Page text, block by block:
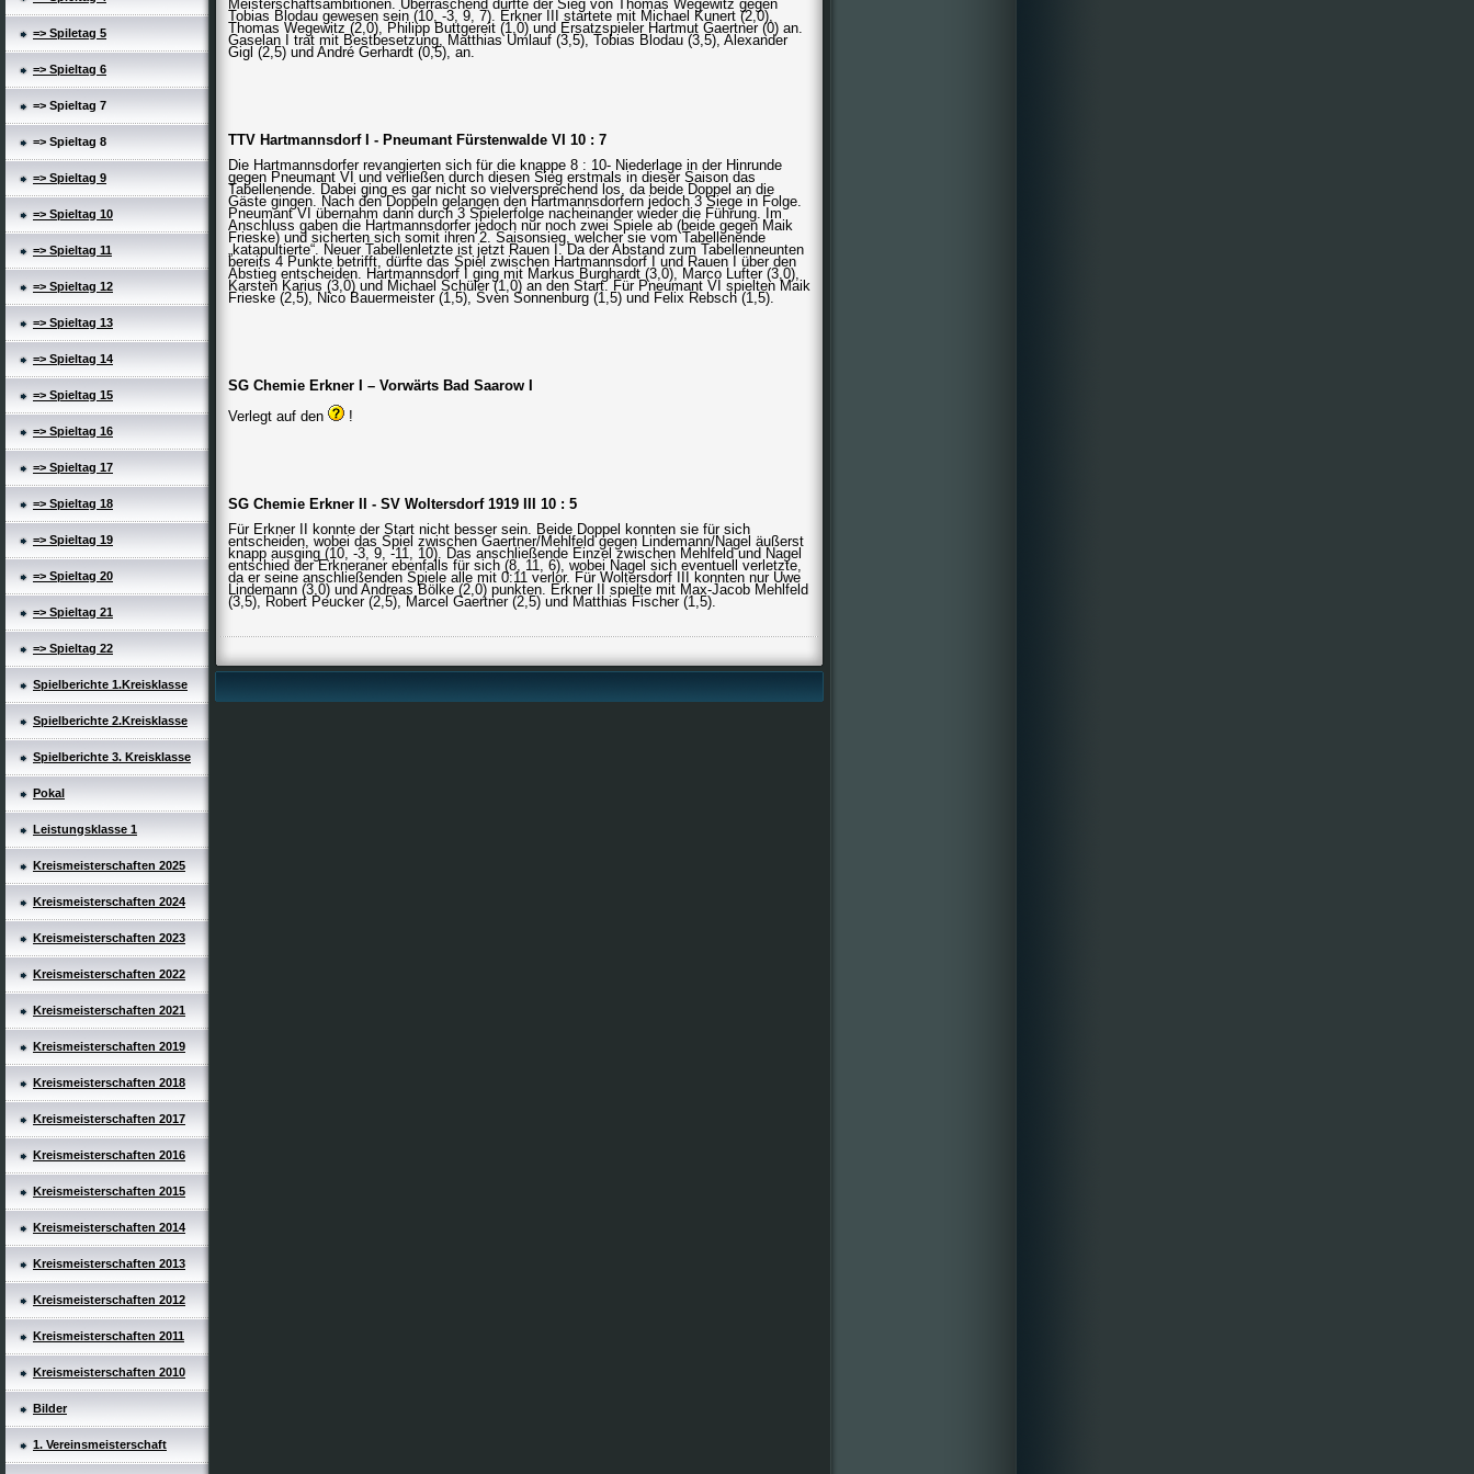
=> Spiletag 5
=> Spieltag 6
=> Spieltag 7
=> Spieltag 8
=> Spieltag 9
=> Spieltag 10
=> Spieltag 11
=> Spieltag 12
=> Spieltag 13
=> Spieltag 14
=> Spieltag 15
=> Spieltag 16
=> Spieltag 17
=> Spieltag 18
=> Spieltag 19
=> Spieltag 20
=> Spieltag 21
=> Spieltag 22
Spielberichte 1.Kreisklasse
Spielberichte 2.Kreisklasse
Spielberichte 3. Kreisklasse
Pokal
Leistungsklasse 1
Kreismeisterschaften 2025
Kreismeisterschaften 2024
Kreismeisterschaften 2023
Kreismeisterschaften 2022
Kreismeisterschaften 2021
Kreismeisterschaften 2019
Kreismeisterschaften 2018
Kreismeisterschaften 2017
Kreismeisterschaften 2016
Kreismeisterschaften 2015
Kreismeisterschaften 2014
Kreismeisterschaften 2013
Kreismeisterschaften 2012
Kreismeisterschaften 2011
Kreismeisterschaften 2010
Bilder
1. Vereinsmeisterschaft
Meisterschaftsambitionen. Überraschend dürfte der Sieg von Thomas Wegewitz gegen
Tobias Blodau gewesen sein (10, -3, 9, 7). Erkner III startete mit Michael Kunert (2,0),
Thomas Wegewitz (2,0), Philipp Buttgereit (1,0) und Ersatzspieler Hartmut Gaertner (0) an.
Gaselan I trat mit Bestbesetzung, Matthias Umlauf (3,5), Tobias Blodau (3,5), Alexander
Gigl (2,5) und André Gerhardt (0,5), an.
TTV Hartmannsdorf I - Pneumant Fürstenwalde VI 10 : 7
Die Hartmannsdorfer revangierten sich für die knappe 8 : 10- Niederlage in der Hinrunde
gegen Pneumant VI und verließen durch diesen Sieg erstmals in dieser Saison das
Tabellenende. Dabei ging es gar nicht so vielversprechend los, da beide Doppel an die
Gäste gingen. Nach den Doppeln gelangen den Hartmannsdorfern jedoch 3 Siege in Folge.
Pneumant VI übernahm dann durch 3 Spielerfolge nacheinander wieder die Führung. Im
Anschluss gaben die Hartmannsdorfer jedoch nur noch zwei Spiele ab (beide gegen Maik
Frieske) und sicherten sich somit ihren 2. Saisonsieg, welcher sie vom Tabellenende
„katapultierte“. Neuer Tabellenletzte ist jetzt Rauen I. Da der Abstand zum Tabellenneunten
bereits 4 Punkte betrifft, dürfte das Spiel zwischen Hartmannsdorf I und Rauen I über den
Abstieg entscheiden. Hartmannsdorf I ging mit Markus Burghardt (3,0), Marco Lufter (3,0),
Karsten Karius (3,0) und Michael Schüler (1,0) an den Start. Für Pneumant VI spielten Maik
Frieske (2,5), Nico Bauermeister (1,5), Sven Sonnenburg (1,5) und Felix Rebsch (1,5).
SG Chemie Erkner I – Vorwärts Bad Saarow I
Verlegt auf den
!
SG Chemie Erkner II - SV Woltersdorf 1919 III 10 : 5
Für Erkner II konnte der Start nicht besser sein. Beide Doppel konnten sie für sich
entscheiden, wobei das Spiel zwischen Gaertner/Mehlfeld gegen Lindemann/Nagel äußerst
knapp ausging (10, -3, 9, -11, 10). Das anschließende Einzel zwischen Mehlfeld und Nagel
entschied der Erkneraner ebenfalls für sich (8, 11, 6), wobei Nagel sich eventuell verletzte,
da er seine anschließenden Spiele alle mit 0:11 verlor. Für Woltersdorf III konnten nur Uwe
Lindemann (3,0) und Andreas Bölke (2,0) punkten. Erkner II spielte mit Max-Jacob Mehlfeld
(3,5), Robert Peucker (2,5), Marcel Gaertner (2,5) und Matthias Fischer (1,5).